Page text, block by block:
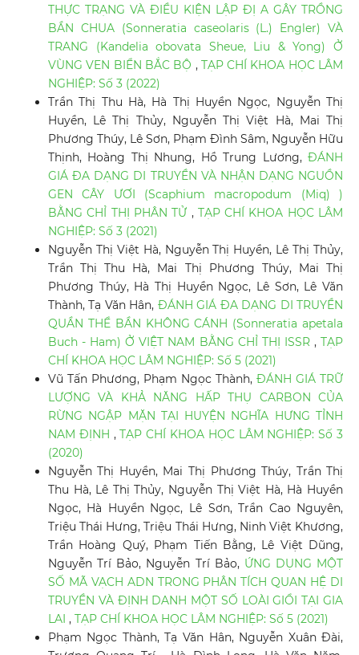
THỰC TRẠNG VÀ ĐIỀU KIỆN LẬP ĐỊ A GÂY TRỒNG
BẦN CHUA (Sonneratia caseolaris (L.) Engler) VÀ
TRANG (Kandelia obovata Sheue, Liu & Yong) Ở
VÙNG VEN BIỂN BẮC BỘ , TẠP CHÍ KHOA HỌC LÂM
NGHIỆP: Số 3 (2022)
Trần Thị Thu Hà, Hà Thị Huyền Ngọc, Nguyễn Thị
Huyền, Lê Thị Thủy, Nguyễn Thị Việt Hà, Mai Thị
Phương Thúy, Lê Sơn, Phạm Đình Sâm, Nguyễn Hữu
Thịnh, Hoàng Thị Nhung, Hồ Trung Lương,ĐÁNH
GIÁ ĐA DẠNG DI TRUYỀN VÀ NHẬN DẠNG NGUỒN
GEN CÂY ƯƠI (Scaphium macropodum (Miq) )
BẰNG CHỈ THỊ PHÂN TỬ , TẠP CHÍ KHOA HỌC LÂM
NGHIỆP: Số 3 (2021)
Nguyễn Thị Việt Hà, Nguyễn Thị Huyền, Lê Thị Thủy,
Trần Thị Thu Hà, Mai Thị Phương Thúy, Mai Thị
Phương Thúy, Hà Thị Huyền Ngọc, Lê Sơn, Lê Văn
Thành, Tạ Văn Hân, ĐÁNH GIÁ ĐA DẠNG DI TRUYỀN
QUẦN THỂ BẦN KHÔNG CÁNH (Sonneratia apetala
Buch - Ham) Ở VIỆT NAM BẰNG CHỈ THỊ ISSR ,TẠP
CHÍ KHOA HỌC LÂM NGHIỆP: Số 5 (2021)
Vũ Tấn Phương, Phạm Ngọc Thành,ĐÁNH GIÁ TRỮ
LƯỢNG VÀ KHẢ NĂNG HẤP THỤ CARBON CỦA
RỪNG NGẬP MẶN TẠI HUYỆN NGHĨA HƯNG TỈNH
NAM ĐỊNH ,TẠP CHÍ KHOA HỌC LÂM NGHIỆP: Số 3
(2020)
Nguyễn Thị Huyền, Mai Thị Phương Thúy, Trần Thị
Thu Hà, Lê Thị Thủy, Nguyễn Thị Việt Hà, Hà Huyền
Ngọc, Hà Huyền Ngọc, Lê Sơn, Trần Cao Nguyên,
Triệu Thái Hưng, Triệu Thái Hưng, Ninh Việt Khương,
Trần Hoàng Quý, Phạm Tiến Bằng, Lê Việt Dũng,
Nguyễn Trí Bảo, Nguyễn Trí Bảo, ỨNG DỤNG MỘT
SỐ MÃ VẠCH ADN TRONG PHÂN TÍCH QUAN HỆ DI
TRUYỀN VÀ ĐỊNH DANH MỘT SỐ LOÀI GIỔI TẠI GIA
LAI , TẠP CHÍ KHOA HỌC LÂM NGHIỆP: Số 5 (2021)
Phạm Ngọc Thành, Tạ Văn Hân, Nguyễn Xuân Đài,